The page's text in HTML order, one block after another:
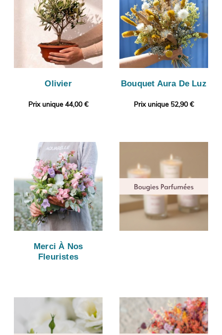
Olivier
Prix unique 44,00 €
Bouquet Aura De Luz
Prix unique 52,90 €
Merci À Nos
Fleuristes